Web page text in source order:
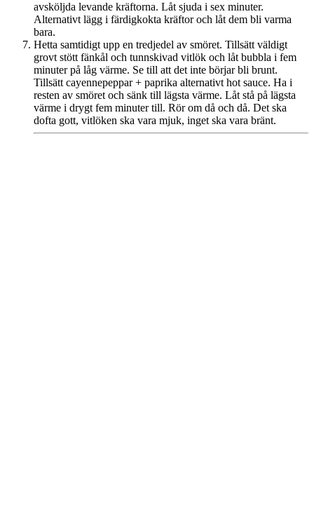
avsköljda levande kräftorna. Låt sjuda i sex minuter.
Alternativt lägg i färdigkokta kräftor och låt dem bli varma
bara.
Hetta samtidigt upp en tredjedel av smöret. Tillsätt väldigt
grovt stött fänkål och tunnskivad vitlök och låt bubbla i fem
minuter på låg värme. Se till att det inte börjar bli brunt.
Tillsätt cayennepeppar + paprika alternativt hot sauce. Ha i
resten av smöret och sänk till lägsta värme. Låt stå på lägsta
värme i drygt fem minuter till. Rör om då och då. Det ska
dofta gott, vitlöken ska vara mjuk, inget ska vara bränt.